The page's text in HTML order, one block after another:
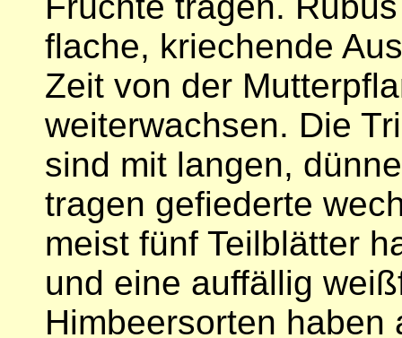
flache, kriechende
Zeit von der
weiterwachsen. Die
sind mit langen,
tragen gefiederte
meist fünf Teilblätter
und eine auffällig
Himbeersorten haben